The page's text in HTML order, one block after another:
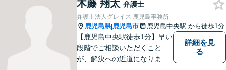
をご提案いたします。
木藤 翔太 弁護士
弁護士法人グレイス 鹿児島事務所
鹿児島県|鹿児島市 鹿児島中央駅 から徒歩1分
【鹿児島中央駅徒歩1分】早い
段階でご相談いただくこと
が、解決への近道になりま
詳細を見
る